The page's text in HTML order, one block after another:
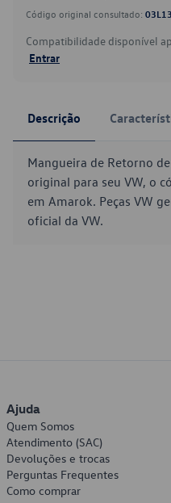
Código original consultado:
Compatibilidade disponível
Entrar
Descrição
Mangueira de Retorno
original para seu VW, o
em Amarok. Peças VW
oficial da VW.
Ajuda
Quem Somos
Atendimento (SAC)
Devoluções e trocas
Perguntas Frequentes
Como comprar